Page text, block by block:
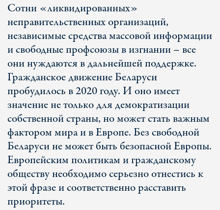
Сотни «ликвидированных»
неправительственных организаций,
независимые средства массовой информации
и свободные профсоюзы в изгнании – все
они нуждаются в дальнейшей поддержке.
Гражданское движение Беларуси
пробудилось в 2020 году. И оно имеет
значение не только для демократизации
собственной страны, но может стать важным
фактором мира и в Европе. Без свободной
Беларуси не может быть безопасной Европы.
Европейским политикам и гражданскому
обществу необходимо серьезно отнестись к
этой фразе и соответственно расставить
приоритеты.